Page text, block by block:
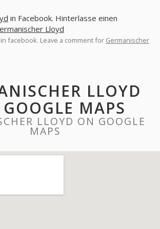
in Facebook. Hinterlasse einen
Lloyd
in facebook. Leave a comment for Germanischer
LLOYD
MAPS
LLOYD ON GOOGLE
MAPS